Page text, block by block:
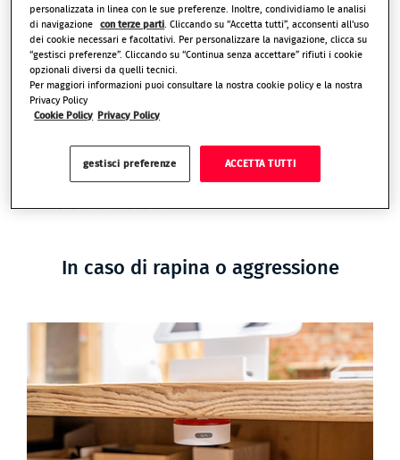
3. Intervento rapido
Quando viene confermata una situazione di pericolo,
la Centrale Operativa allerta le
invia rapidamente i soccorsi più vicini al luogo
dell’emergenza. Inoltre, attiva da remoto il
fumo, rendendo impossibile la visibilità. In questo
modo, il nostro intervento rapido e deciso blocca sul
nascere il tentativo di furto.
In caso di rapina o aggressione
personalizzata in linea con le sue preferenze. Inoltre, condividiamo le analisi
di navigazione
con terze parti . Cliccando su “Accetta tutti”, acconsenti all'uso
dei cookie necessari e facoltativi. Per personalizzare la navigazione, clicca su
“gestisci preferenze”. Cliccando su “Continua senza accettare” rifiuti i cookie
opzionali diversi da quelli tecnici.
Per maggiori informazioni puoi consultare la nostra cookie policy e la nostra
Privacy Policy
Cookie Policy
Privacy Policy
gestisci preferenze ACCETTA TUTTI